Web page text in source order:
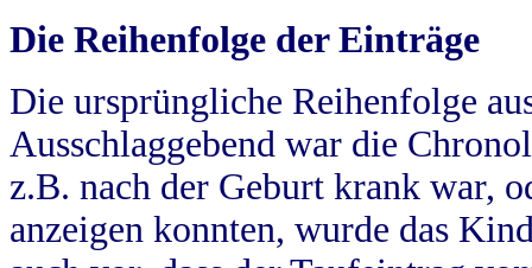
Die Reihenfolge der Einträge
Die ursprüngliche Reihenfolge
Ausschlaggebend war die
z.B. nach der Geburt krank war,
anzeigen konnten, wurde das